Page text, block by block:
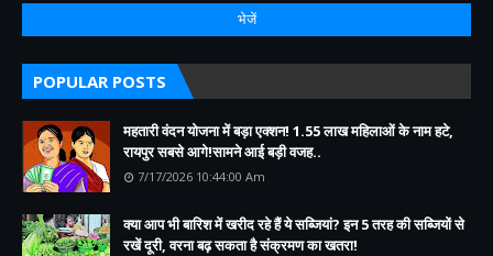
POPULAR POSTS
महतारी वंदन योजना में बड़ा एक्शन! 1.55 लाख महिलाओं के नाम हटे,
रायपुर सबसे आगे!सामने आई बड़ी वजह..
7/17/2026 10:44:00 Am
क्या आप भी बारिश में खरीद रहे हैं ये सब्जियां? इन 5 तरह की सब्जियों से
रखें दूरी, वरना बढ़ सकता है संक्रमण का खतरा!